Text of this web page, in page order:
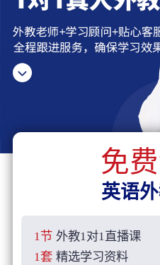
免
英语
1节 外教1对1直播课
1套 精选学习资料